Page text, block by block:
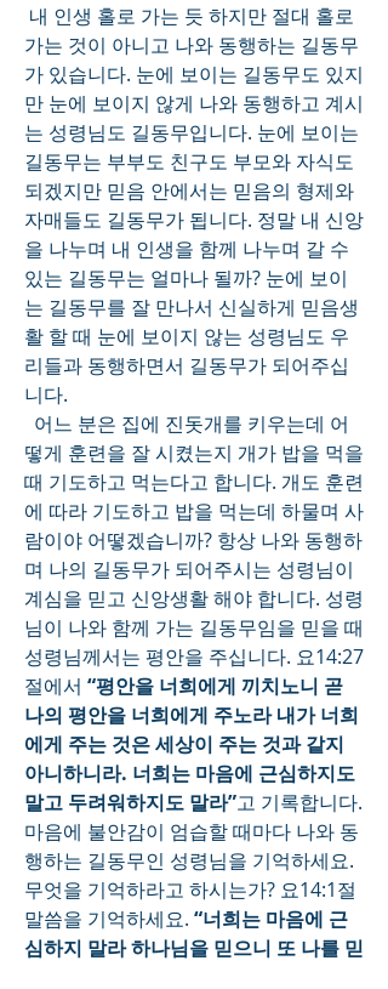
내 인생 홀로 가는 듯 하지만 절대 홀로
가는 것이 아니고 나와 동행하는 길동무
가 있습니다. 눈에 보이는 길동무도 있지
만 눈에 보이지 않게 나와 동행하고 계시
는 성령님도 길동무입니다. 눈에 보이는
길동무는 부부도 친구도 부모와 자식도
되겠지만 믿음 안에서는 믿음의 형제와
자매들도 길동무가 됩니다. 정말 내 신앙
을 나누며 내 인생을 함께 나누며 갈 수
있는 길동무는 얼마나 될까? 눈에 보이
는 길동무를 잘 만나서 신실하게 믿음생
활 할 때 눈에 보이지 않는 성령님도 우
리들과 동행하면서 길동무가 되어주십
니다.
어느 분은 집에 진돗개를 키우는데 어
떻게 훈련을 잘 시켰는지 개가 밥을 먹을
때 기도하고 먹는다고 합니다. 개도 훈련
에 따라 기도하고 밥을 먹는데 하물며 사
람이야 어떻겠습니까? 항상 나와 동행하
며 나의 길동무가 되어주시는 성령님이
계심을 믿고 신앙생활 해야 합니다. 성령
님이 나와 함께 가는 길동무임을 믿을 때
성령님께서는 평안을 주십니다. 요14:27
절에서 “평안을 너희에게 끼치노니 곧
나의 평안을 너희에게 주노라 내가 너희
에게 주는 것은 세상이 주는 것과 같지
아니하니라. 너희는 마음에 근심하지도
말고 두려워하지도 말라”고 기록합니다.
마음에 불안감이 엄습할 때마다 나와 동
행하는 길동무인 성령님을 기억하세요.
무엇을 기억하라고 하시는가? 요14:1절
말씀을 기억하세요. “너희는 마음에 근
심하지 말라 하나님을 믿으니 또 나를 믿